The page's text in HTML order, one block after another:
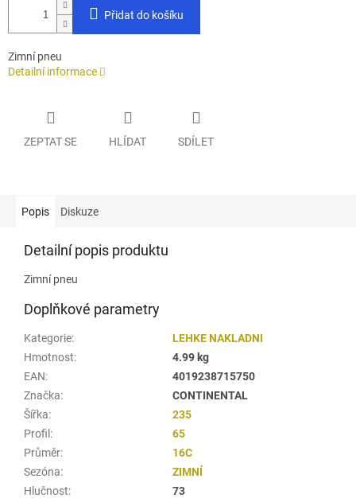
Přidat do košíku
Zimní pneu
Detailní informace
ZEPTAT SE HLÍDAT SDÍLET
Popis Diskuze
Detailní popis produktu
Zimní pneu
Doplňkové parametry
Kategorie:
LEHKE NAKLADNI
Hmotnost:
4.99 kg
EAN:
4019238715750
Značka:
CONTINENTAL
Šířka:
235
Profil :
65
Průměr:
16C
Sezóna:
ZIMNÍ
Hlučnost:
73